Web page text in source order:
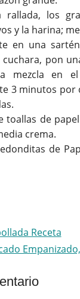
rallada, los
y la harina;
en una
cuchara, pon
mezcla en
3 minutos por
toallas de
crema.
de
Receta